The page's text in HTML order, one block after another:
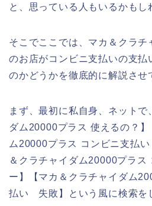
と、思っている人もいるかもし
そこでここでは、マカ＆クラチ
のお店がコンビニ支払いの支払
のかどうかを徹底的に解説させ
まず、最初に私自身、ネットで
ダム20000プラス 使えるの？
ム20000プラス コンビニ支払
＆クラチャイダム20000プラス
ー】【マカ＆クラチャイダム
払い 失敗】という風に検索を